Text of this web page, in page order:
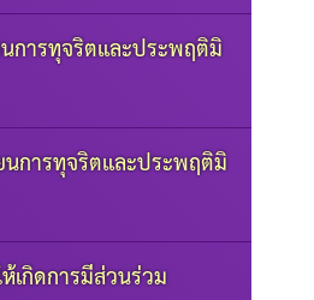
นการทุจริตและประพฤติมิ
นการทุจริตและประพฤติมิ
เกิดการมีส่วนร่วม